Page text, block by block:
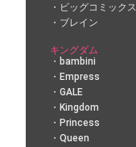
ビッグコミック
ブレイン
キングダム
bambini
Empress
GALE
Kingdom
Princess
Queen